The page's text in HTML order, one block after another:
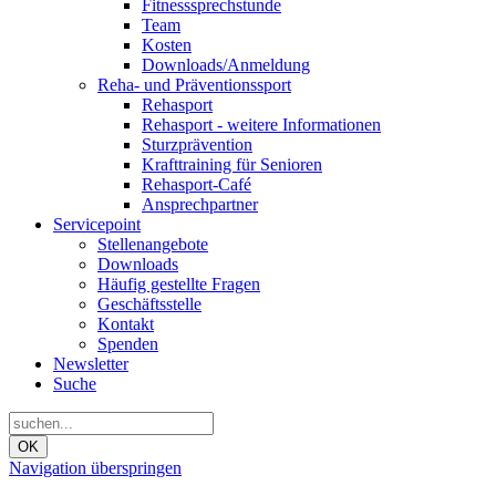
Fitnesssprechstunde
Team
Kosten
Downloads/Anmeldung
Reha- und Präventionssport
Rehasport
Rehasport - weitere Informationen
Sturzprävention
Krafttraining für Senioren
Rehasport-Café
Ansprechpartner
Servicepoint
Stellenangebote
Downloads
Häufig gestellte Fragen
Geschäftsstelle
Kontakt
Spenden
Newsletter
Suche
OK
Navigation überspringen